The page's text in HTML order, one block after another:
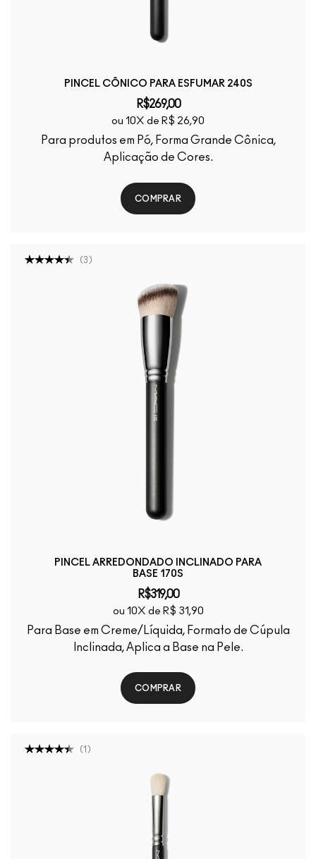
PINCEL CÔNICO PARA ESFUMAR 240S
R$269,00
ou 10X de R$ 26,90
Para produtos em Pó, Forma Grande Cônica,
Aplicação de Cores.
COMPRAR
(3 )
PINCEL ARREDONDADO INCLINADO PARA
BASE 170S
R$319,00
ou 10X de R$ 31,90
Para Base em Creme/Líquida, Formato de Cúpula
Inclinada, Aplica a Base na Pele.
COMPRAR
(1 )